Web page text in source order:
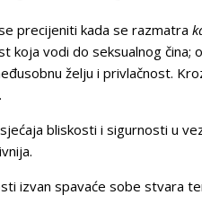
precijeniti kada se razmatra
koja vodi do seksualnog
želju i privlačnost.
bliskosti i sigurnosti u
izvan spavaće sobe stvara